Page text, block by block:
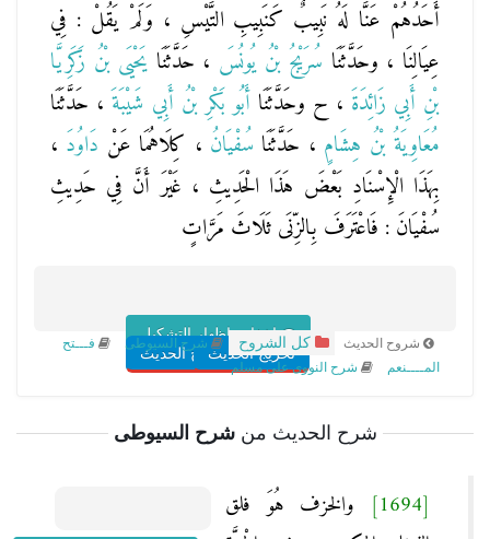
أَحَدُهُمْ عَنَّا لَهُ نَبِيبٌ كَنَبِيبِ التَّيْسِ ، وَلَمْ يَقُلْ : فِي
عِيَالِنَا ، وحَدَّثَنَا سُرَيْجُ بْنُ يُونُسَ ، حَدَّثَنَا يَحْيَى بْنُ زَكَرِيَّا
بْنِ أَبِي زَائِدَةَ ، ح وحَدَّثَنَا أَبُو بَكْرِ بْنُ أَبِي شَيْبَةَ ، حَدَّثَنَا
مُعَاوِيَةُ بْنُ هِشَامٍ ، حَدَّثَنَا سُفْيَانُ ، كِلَاهُمَا عَنْ دَاوُدَ ،
بِهَذَا الْإِسْنَادِ بَعْضَ هَذَا الْحَدِيثِ ، غَيْرَ أَنَّ فِي حَدِيثِ
سُفْيَانَ : فَاعْتَرَفَ بِالزِّنَى ثَلَاثَ مَرَّاتٍ
اخفاء واظهار التشكيل
تخريج الحديثشروح الحديث
شروح الحديث كل الشروح شرح السيوطى
فـــتح
المــــنعم
شرح النووى على مسلم
شرح الحديث منشرح السيوطى
[1694]
والخزف هُوَ فلق